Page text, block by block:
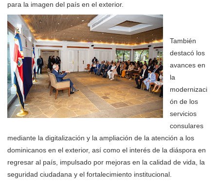
para la imagen del país en el exterior.
También
destacó los
avances en
la
modernizaci
ón de los
servicios
consulares
mediante la digitalización y la ampliación de la atención a los
dominicanos en el exterior, así como el interés de la diáspora en
regresar al país, impulsado por mejoras en la calidad de vida, la
seguridad ciudadana y el fortalecimiento institucional.